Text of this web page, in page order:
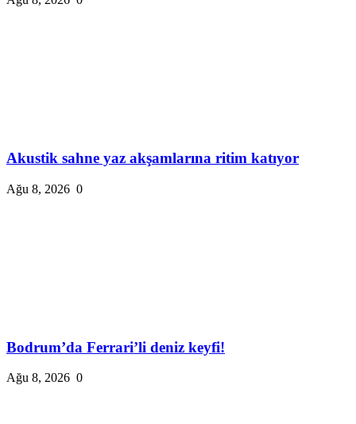
Akustik sahne yaz akşamlarına ritim katıyor
Ağu 8, 2026 0
Bodrum’da Ferrari’li deniz keyfi!
Ağu 8, 2026 0